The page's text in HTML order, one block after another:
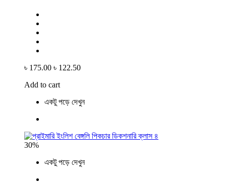
৳ 175.00 ৳ 122.50
Add to cart
একটু পড়ে দেখুন
30%
একটু পড়ে দেখুন